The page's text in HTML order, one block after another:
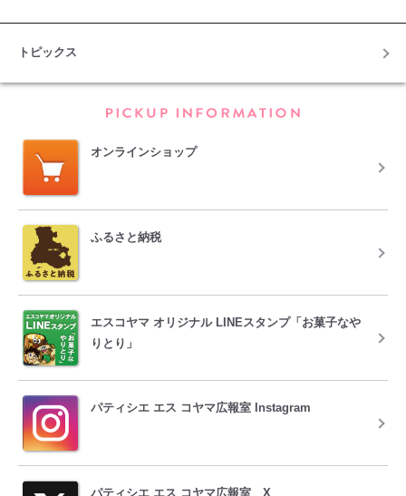
トピックス
オンラインショップ
ふるさと納税
エスコヤマ オリジナル LINEスタンプ「お菓子なや
りとり」
パティシエ エス コヤマ広報室 Instagram
パティシエ エス コヤマ広報室 X